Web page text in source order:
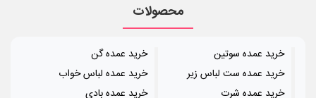
محصولات
خرید عمده سوتین
خرید عمده ست لباس زیر
خرید عمده شرت
خرید عمده گن
خرید عمده لباس خواب
خرید عمده بادی